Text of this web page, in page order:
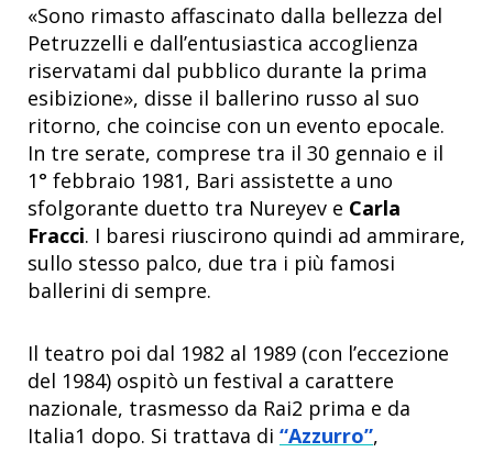
«Sono rimasto affascinato dalla bellezza del
Petruzzelli e dall’entusiastica accoglienza
riservatami dal pubblico durante la prima
esibizione», disse il ballerino russo al suo
ritorno, che coincise con un evento epocale.
In tre serate, comprese tra il 30 gennaio e il
1° febbraio 1981, Bari assistette a uno
sfolgorante duetto tra Nureyev e Carla
Fracci. I baresi riuscirono quindi ad ammirare,
sullo stesso palco, due tra i più famosi
ballerini di sempre.
Il teatro poi dal 1982 al 1989 (con l’eccezione
del 1984) ospitò un festival a carattere
nazionale, trasmesso da Rai2 prima e da
Italia1 dopo. Si trattava di “Azzurro”,